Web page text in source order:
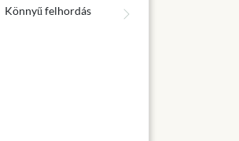
Könnyű felhordás